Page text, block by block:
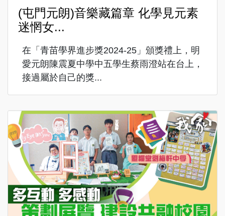
(屯門元朗)音樂藏篇章 化學見元素
迷惘女...
在「青苗學界進步獎2024-25」頒獎禮上，明
愛元朗陳震夏中學中五學生蔡雨澄站在台上，
接過屬於自己的獎...